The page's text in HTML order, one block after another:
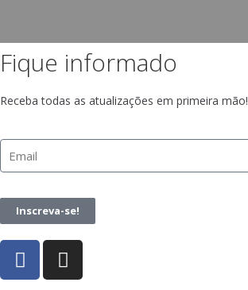
Fique informado
Receba todas as atualizações em primeira mão!
Inscreva-se!